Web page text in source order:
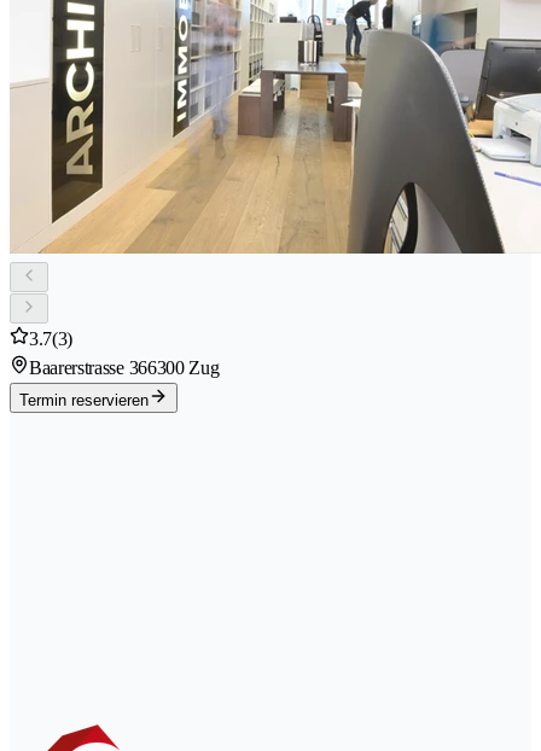
3.7(3)
Baarerstrasse 366300 Zug
Termin reservieren